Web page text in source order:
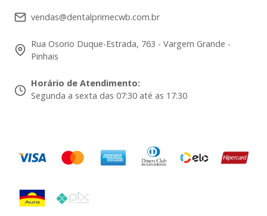
vendas@dentalprimecwb.com.br
Rua Osorio Duque-Estrada, 763 - Vargem Grande -
Pinhais
Horário de Atendimento:
Segunda a sexta das 07:30 até as 17:30